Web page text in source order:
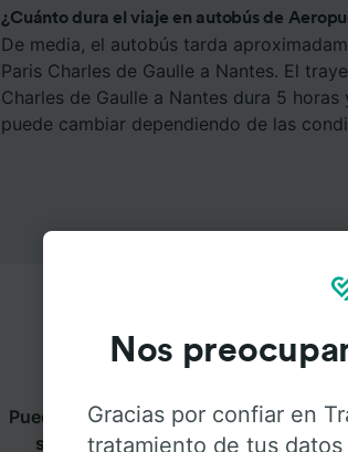
¿Cuánto dura el viaje en autobús de
De media, el autobús tarda
Paris Charles de Gaulle a Nantes. El
Charles de Gaulle a Nantes dura 5
puede cambiar dependiendo de las
Puedes viajar de Aeropuerto de Paris
siguientes pestañas para obtener
Nos
Gracias por confiar en
tratamiento de tus